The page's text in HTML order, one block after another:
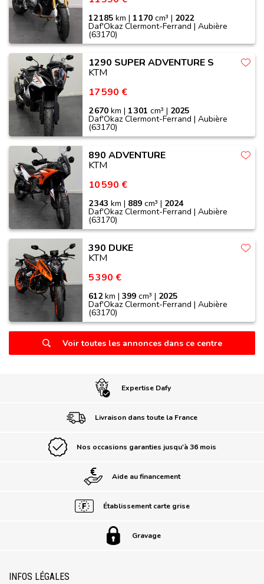
12 185 km | 1 170 cm³ | 2022
Daf'Okaz Clermont-Ferrand | Aubière
(63170)
1290 SUPER ADVENTURE S
KTM
17 590 €
2 670 km | 1 301 cm³ | 2025
Daf'Okaz Clermont-Ferrand | Aubière
(63170)
890 ADVENTURE
KTM
10 590 €
2 343 km | 889 cm³ | 2024
Daf'Okaz Clermont-Ferrand | Aubière
(63170)
390 DUKE
KTM
5 390 €
612km |399 cm³ | 2025
Daf'Okaz Clermont-Ferrand | Aubière
(63170)
Voir toutes les annonces dans ce centre
Expertise Dafy
Livraison dans toute la France
Nos occasions garanties jusqu'à 36 mois
Aide au financement
Établissement carte grise
Gravage
INFOS LÉGALES